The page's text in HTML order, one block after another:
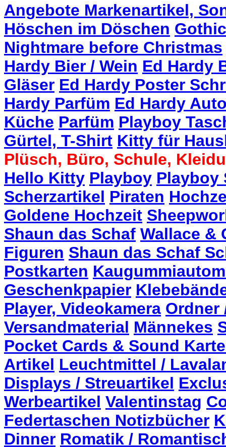
Angebote Markenartikel,
Höschen im Döschen
Nightmare before Christmas
Hardy Bier / Wein Ed Hardy
Gläser Ed Hardy Poster
Hardy Parfüm Ed Hardy
Küche Parfüm Playboy
Gürtel, T-Shirt Kitty für
Plüsch, Büro, Schule,
Hello Kitty Playboy Playboy
Scherzartikel Piraten
Goldene Hochzeit
Shaun das Schaf Wallace &
Figuren Shaun das Schaf
Postkarten
Geschenkpapier
Player, Videokamera Ordner
Versandmaterial Männekes
Pocket Cards & Sound
Artikel Leuchtmittel /
Displays / Streuartikel
Werbeartikel Valentinstag
Federtaschen Notizbücher
Dinner Romatik /